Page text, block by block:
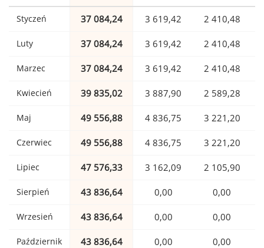
Styczeń 37 084,24 3 619,42 2 410,48
Luty 37 084,24 3 619,42 2 410,48
Marzec 37 084,24 3 619,42 2 410,48
Kwiecień 39 835,02 3 887,90 2 589,28
Maj 49 556,88 4 836,75 3 221,20
Czerwiec 49 556,88 4 836,75 3 221,20
Lipiec 47 576,33 3 162,09 2 105,90
Sierpień 43 836,64 0,00 0,00
Wrzesień 43 836,64 0,00 0,00
Październik 43 836,64 0,00 0,00